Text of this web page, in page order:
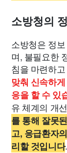
소방청의
소방청은 정
며, 불필요한
침을 마련하
맞춰 신속하
응을 할 수 있
유 체계의 개
를 통해 잘못
고, 응급환자
리할 것입니다.